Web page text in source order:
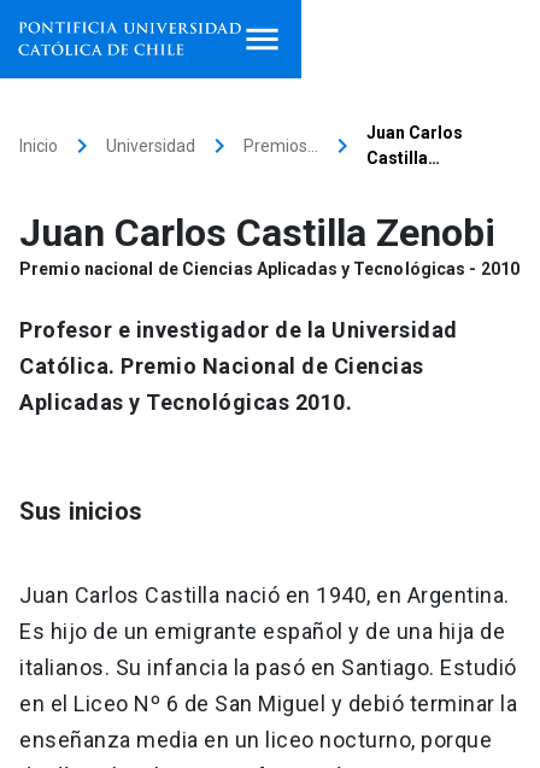
Facultades, escuelas e
institutos
Investigación
Internacionalización launch
Vinculación
Información para keyboard_arrow_down
Futuros estudiantes
Estudiantes
Go to english site launch
ACCESOS DIRECTOS
Inicio keyboard_arrow_right Universidad keyboard_arrow_right Premios… keyboard_arrow_right
Juan Carlos
Castilla…
Juan Carlos Castilla Zenobi
Premio nacional de Ciencias Aplicadas y Tecnológicas - 2010
Profesor e investigador de la Universidad
Católica. Premio Nacional de Ciencias
Aplicadas y Tecnológicas 2010.
Sus inicios
‌Juan Carlos Castilla nació en 1940, en Argentina.
Es hijo de un emigrante español y de una hija de
italianos. Su infancia la pasó en Santiago. Estudió
en el Liceo Nº 6 de San Miguel y debió terminar la
enseñanza media en un liceo nocturno, porque